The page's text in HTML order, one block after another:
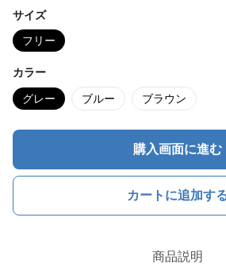
サイズ
フリー
カラー
グレー ブルー ブラウン
購入画面に進む
カートに追加す
商品説明